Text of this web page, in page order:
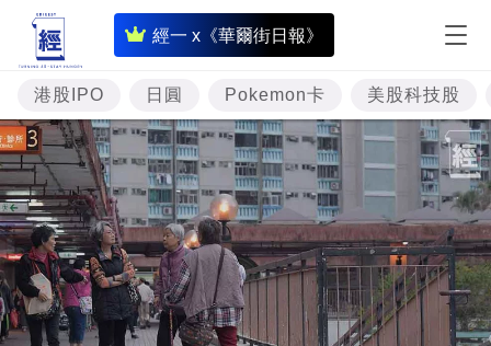
經一 x《華爾街日報》
即
時
財
經
專
題
投
資
樓
市
港股IPO 日圓 Pokemon卡 美股科技股